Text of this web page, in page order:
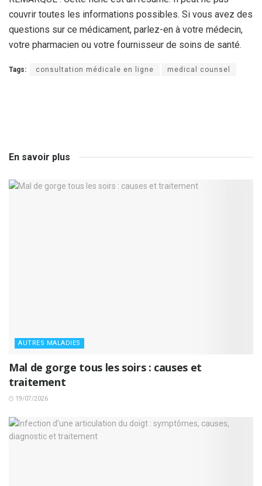
couvrir toutes les informations possibles. Si vous avez des
questions sur ce médicament, parlez-en à votre médecin,
votre pharmacien ou votre fournisseur de soins de santé.
Tags: consultation médicale en ligne medical counsel
En savoir plus
AUTRES MALADIES
Mal de gorge tous les soirs : causes et
traitement
19/07/2026